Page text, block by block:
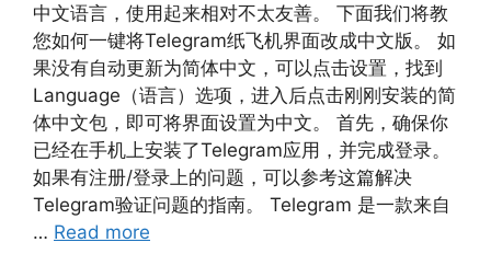
中文语言，使用起来相对不太友善。 下面我们将教
您如何一键将Telegram纸飞机界面改成中文版。 如
果没有自动更新为简体中文，可以点击设置，找到
Language（语言）选项，进入后点击刚刚安装的简
体中文包，即可将界面设置为中文。 首先，确保你
已经在手机上安装了Telegram应用，并完成登录。
如果有注册/登录上的问题，可以参考这篇解决
Telegram验证问题的指南。 Telegram 是一款来自
… Read more